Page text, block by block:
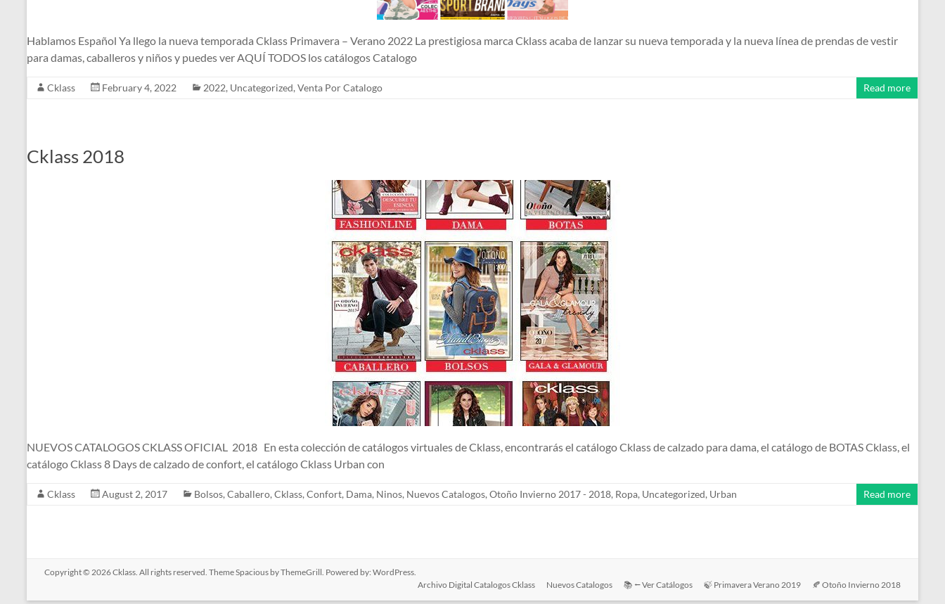
Hablamos Español Ya llego la nueva temporada Cklass Primavera – Verano 2022 La prestigiosa marca Cklass acaba de lanzar su nueva temporada y la nueva línea de prendas de vestir
para damas, caballeros y niños y puedes ver AQUÍ TODOS los catálogos Catalogo
Cklass February 4, 2022 2022, Uncategorized, Venta Por Catalogo Read more
Cklass 2018
NUEVOS CATALOGOS CKLASS OFICIAL 2018 En esta colección de catálogos virtuales de Cklass, encontrarás el catálogo Cklass de calzado para dama, el catálogo de BOTAS Cklass, el
catálogo Cklass 8 Days de calzado de confort, el catálogo Cklass Urban con
Cklass August 2, 2017 Bolsos, Caballero, Cklass, Confort, Dama, Ninos, Nuevos Catalogos, Otoño Invierno 2017 - 2018, Ropa, Uncategorized, Urban Read more
Copyright © 2026Cklass. All rights reserved. ThemeSpacious by ThemeGrill. Powered by: WordPress.
Archivo Digital Catalogos Cklass
Nuevos Catalogos 📚 ⭠ Ver Catálogos 🍃 Primavera Verano 2019 🍂 Otoño Invierno 2018